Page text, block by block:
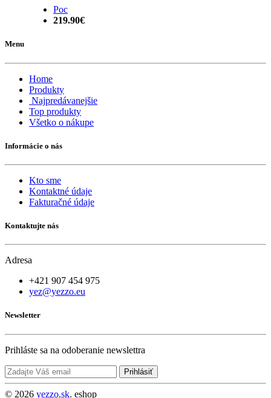
Poc
219.90€
Menu
Home
Produkty
Najpredávanejšie
Top produkty
Všetko o nákupe
Informácie o nás
Kto sme
Kontaktné údaje
Fakturačné údaje
Kontaktujte nás
Adresa
+421 907 454 975
yez@yezzo.eu
Newsletter
Prihláste sa na odoberanie newslettra
Prihlásiť
© 2026 yezzo.sk. eshop